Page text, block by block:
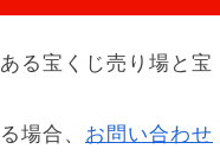
る宝くじ売り場と宝
場合、 お問い合わせ